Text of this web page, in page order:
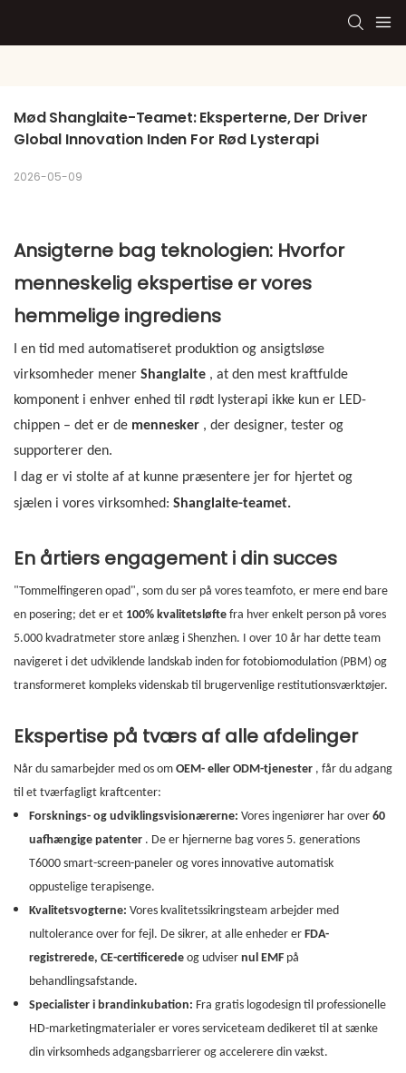
Mød Shanglaite-Teamet: Eksperterne, Der Driver
Global Innovation Inden For Rød Lysterapi
2026-05-09
Ansigterne bag teknologien: Hvorfor
menneskelig ekspertise er vores
hemmelige ingrediens
I en tid med automatiseret produktion og ansigtsløse
virksomheder mener Shanglaite , at den mest kraftfulde
komponent i enhver enhed til rødt lysterapi ikke kun er LED-
chippen – det er de mennesker , der designer, tester og
supporterer den.
I dag er vi stolte af at kunne præsentere jer for hjertet og
sjælen i vores virksomhed: Shanglaite-teamet.
En årtiers engagement i din succes
"Tommelfingeren opad", som du ser på vores teamfoto, er mere end bare
en posering; det er et 100% kvalitetsløfte fra hver enkelt person på vores
5.000 kvadratmeter store anlæg i Shenzhen. I over 10 år har dette team
navigeret i det udviklende landskab inden for fotobiomodulation (PBM) og
transformeret kompleks videnskab til brugervenlige restitutionsværktøjer.
Ekspertise på tværs af alle afdelinger
Når du samarbejder med os om OEM- eller ODM-tjenester , får du adgang
til et tværfagligt kraftcenter:
Forsknings- og udviklingsvisionærerne: Vores ingeniører har over 60
uafhængige patenter. De er hjernerne bag vores 5. generations
T6000 smart-screen-paneler og vores innovative automatisk
oppustelige terapisenge.
Kvalitetsvogterne: Vores kvalitetssikringsteam arbejder med
nultolerance over for fejl. De sikrer, at alle enheder er FDA-
registrerede, CE-certificeredeog udviser nul EMFpå
behandlingsafstande.
Specialister i brandinkubation: Fra gratis logodesign til professionelle
HD-marketingmaterialer er vores serviceteam dedikeret til at sænke
din virksomheds adgangsbarrierer og accelerere din vækst.